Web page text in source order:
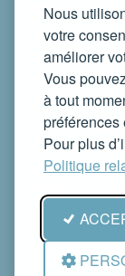
Nous
votre
améliorer
Vous
à tout
préférences
Pour plus
Politique
DORMIR
MANGER
CONTACTS
FAITES
CONTACTEZ-
Privacy Policy